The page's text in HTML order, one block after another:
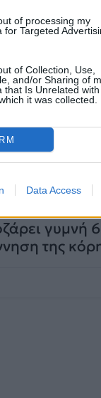
of processing my
for Targeted
of Collection, Use,
and/or Sharing of
that Is Unrelated
it was collected.
Data Access
γυμνή
της